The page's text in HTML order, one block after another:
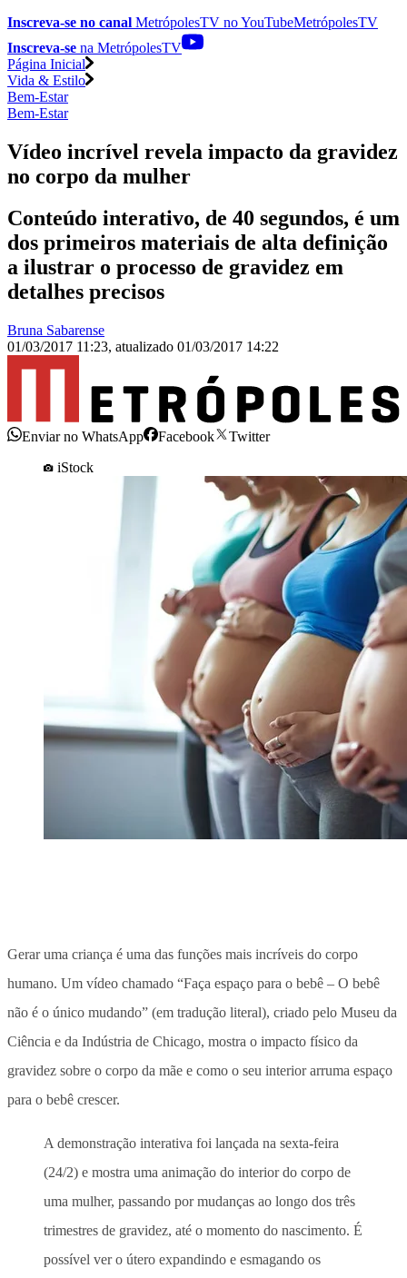
Inscreva-se no canal MetrópolesTV noYouTubeMetrópolesTV
Inscreva-se na MetrópolesTV
Página Inicial
Vida & Estilo
Bem-Estar
Bem-Estar
Vídeo incrível revela impacto da gravidez
no corpo da mulher
Conteúdo interativo, de 40 segundos, é um
dos primeiros materiais de alta definição
a ilustrar o processo de gravidez em
detalhes precisos
Bruna Sabarense
01/03/2017 11:23, atualizado 01/03/2017 14:22
Enviar no WhatsApp Facebook
Twitter
iStock
Gerar uma criança é uma das funções mais incríveis do corpo
humano. Um vídeo chamado “Faça espaço para o bebê – O bebê
não é o único mudando” (em tradução literal), criado pelo Museu da
Ciência e da Indústria de Chicago, mostra o impacto físico da
gravidez sobre o corpo da mãe e como o seu interior arruma espaço
para o bebê crescer.
A demonstração interativa foi lançada na sexta-feira
(24/2) e mostra uma animação do interior do corpo de
uma mulher, passando por mudanças ao longo dos três
trimestres de gravidez, até o momento do nascimento. É
possível ver o útero expandindo e esmagando os